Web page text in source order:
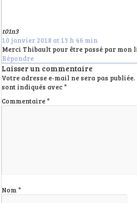
t01n3
10 janvier 2018 at 13 h 46 min
Merci Thibault pour être passé par mon
Répondre
Laisser un commentaire
Votre adresse e-mail ne sera pas publiée.
sont indiqués avec*
Commentaire*
Nom*